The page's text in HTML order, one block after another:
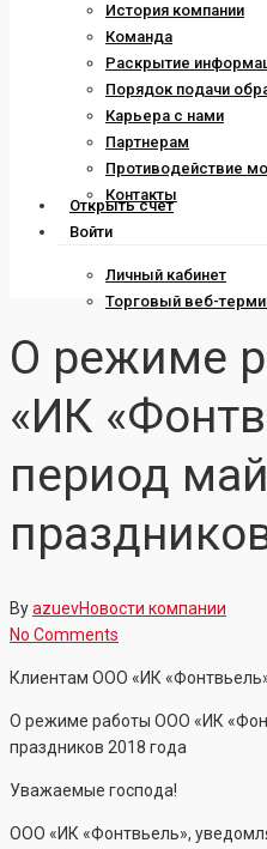
История компании
Команда
Раскрытие
Порядок подачи
Карьера с нами
Партнерам
Противодействие
Контакты
Открыть счет
Войти
Личный кабинет
Торговый веб-
О режиме
«ИК
период
ByazuevНовости компании
No Comments
Клиентам ООО «ИК
О режиме работы ООО «ИК
праздников 2018 года
Уважаемые господа!
ООО «ИК «Фонтвьель»,